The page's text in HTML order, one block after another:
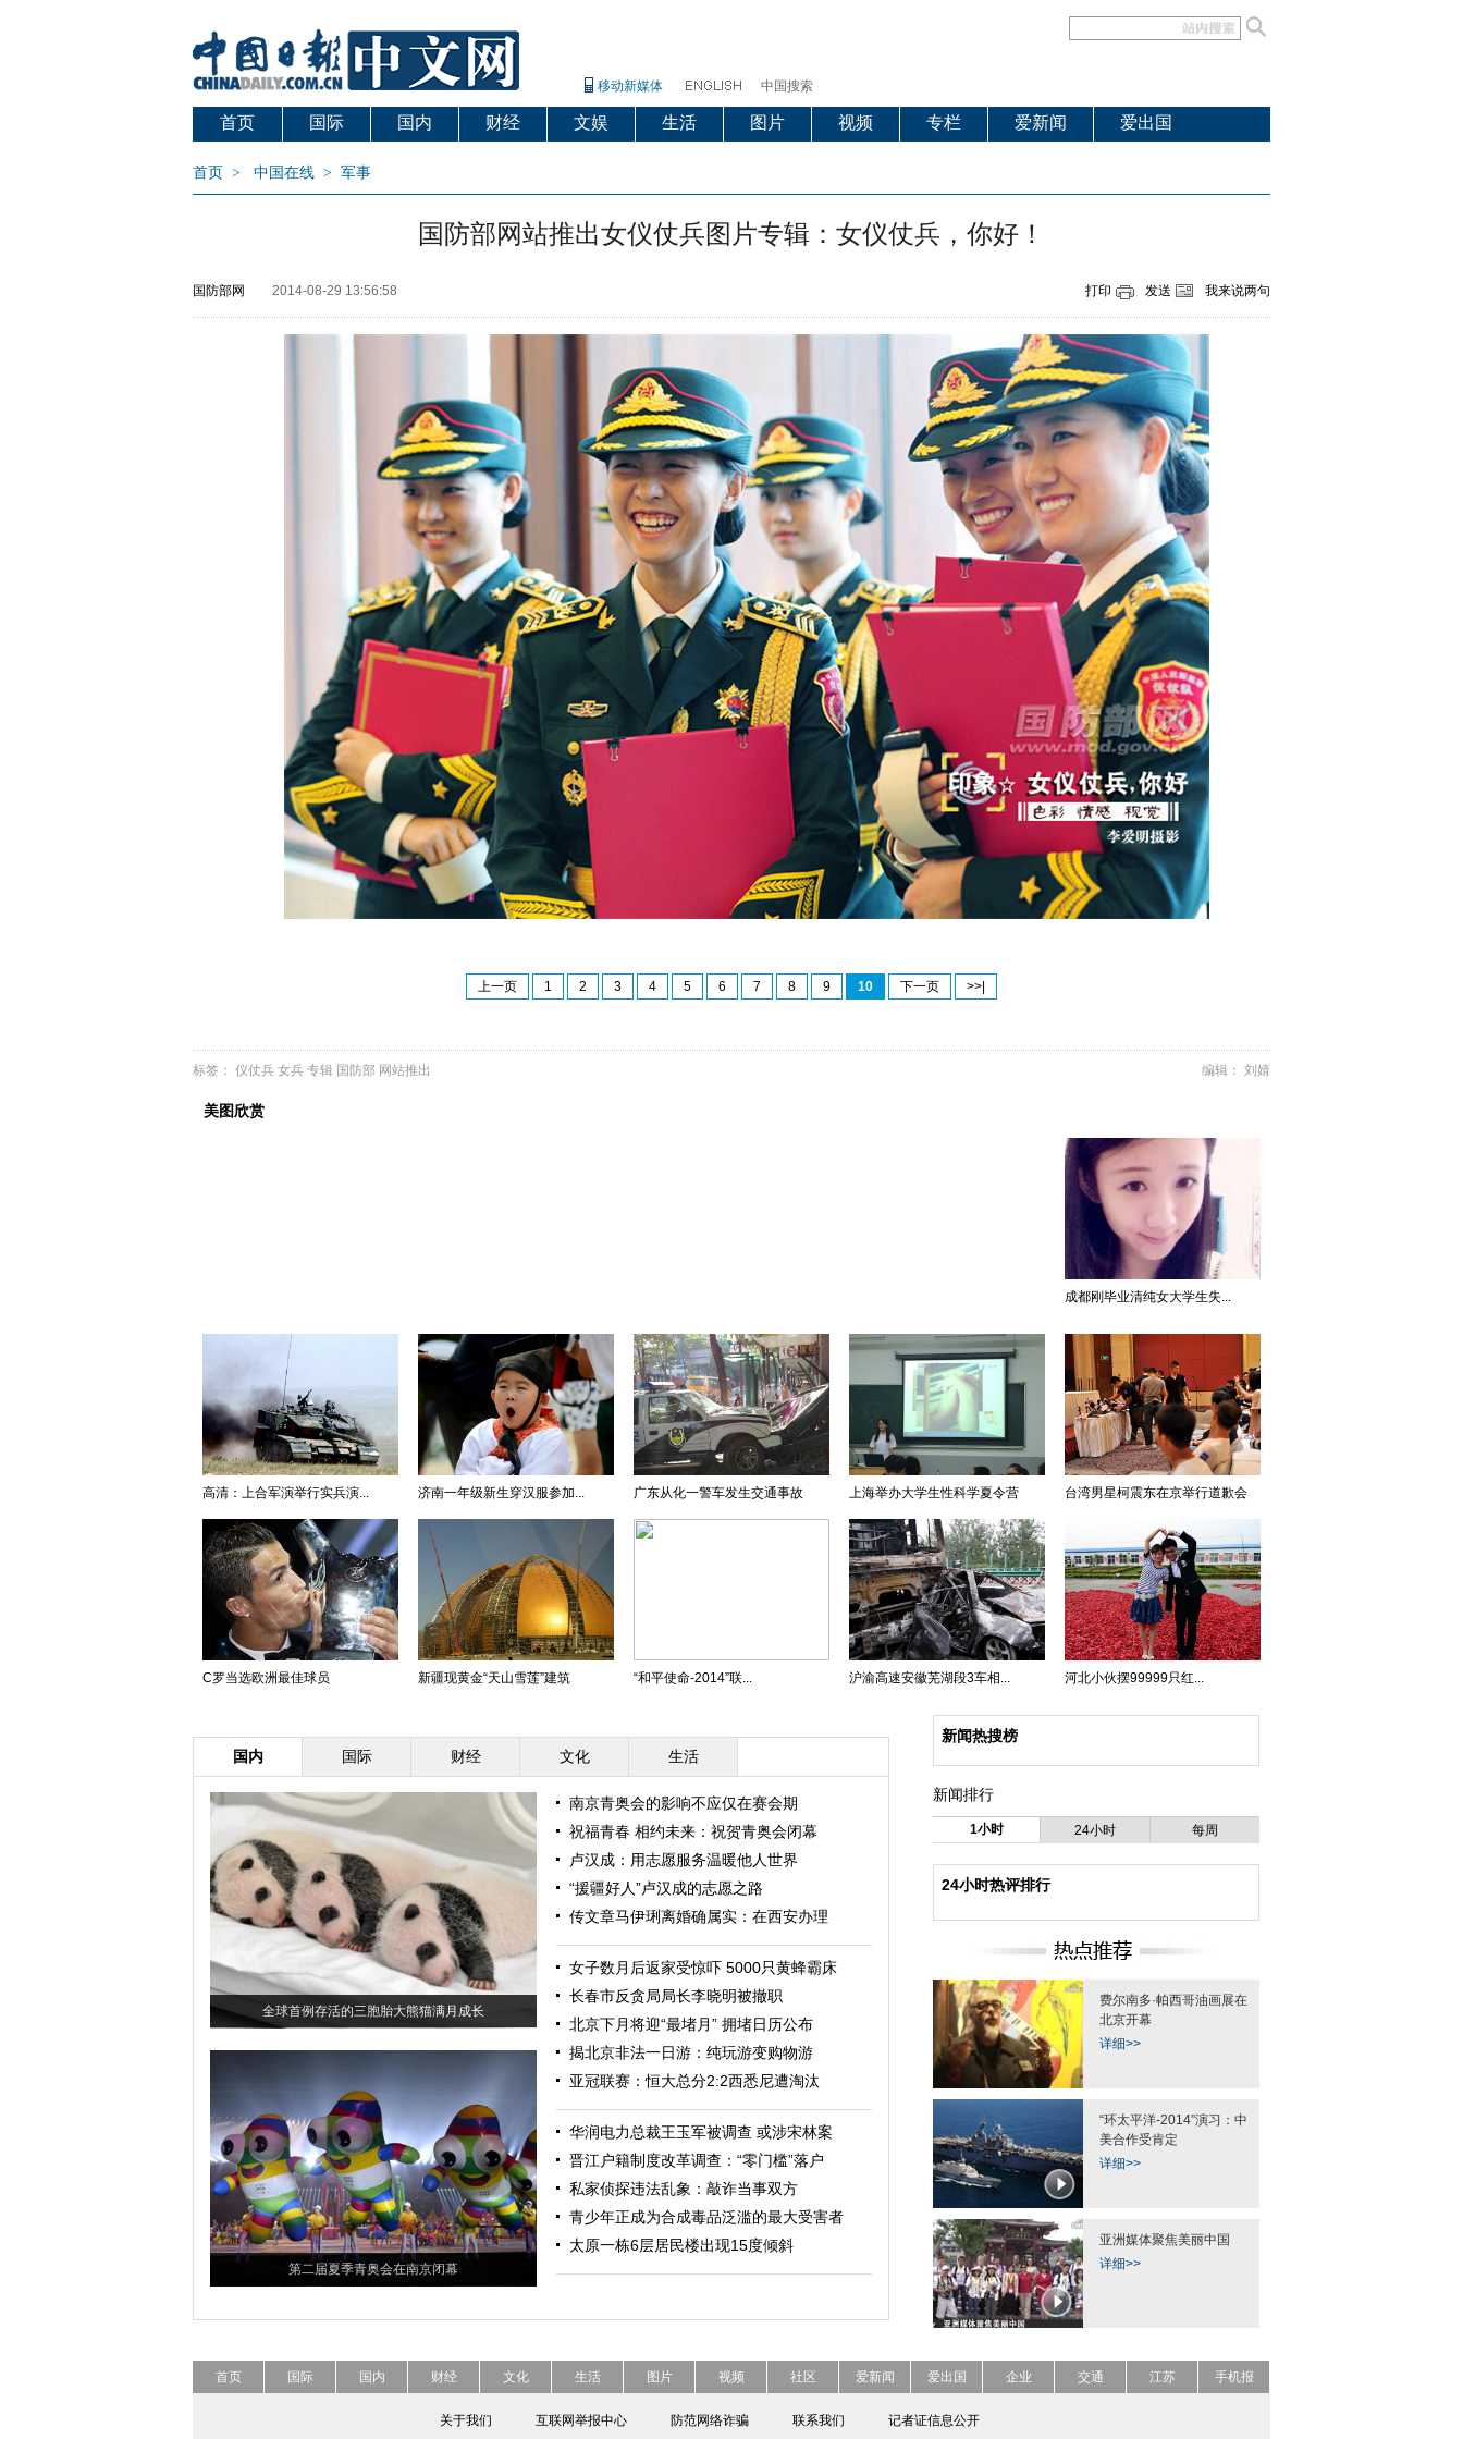
移动新媒体 中国搜索
首页 国际 国内 财经 文娱 生活 图片 视频 专栏 爱新闻 爱出国
首页 > 中国在线 > 军事
国防部网站推出女仪仗兵图片专辑：女仪仗兵，你好！
国防部网 2014-08-29 13:56:58 打印 发送 我来说两句
上一页 1 2 3 4 5 6 7 8 9 10 下一页 >>|
编辑： 刘婧
标签： 仪仗兵 女兵 专辑 国防部 网站推出
美图欣赏
成都刚毕业清纯女大学生失...
高清：上合军演举行实兵演... 济南一年级新生穿汉服参加... 广东从化一警车发生交通事故 上海举办大学生性科学夏令营 台湾男星柯震东在京举行道歉会
C罗当选欧洲最佳球员 新疆现黄金“天山雪莲”建筑 “和平使命-2014”联... 沪渝高速安徽芜湖段3车相... 河北小伙摆99999只红...
国内 国际 财经 文化 生活
全球首例存活的三胞胎大熊猫满月成长
第二届夏季青奥会在南京闭幕
南京青奥会的影响不应仅在赛会期
祝福青春 相约未来：祝贺青奥会闭幕
卢汉成：用志愿服务温暖他人世界
“援疆好人”卢汉成的志愿之路
传文章马伊琍离婚确属实：在西安办理
女子数月后返家受惊吓 5000只黄蜂霸床
长春市反贪局局长李晓明被撤职
北京下月将迎“最堵月” 拥堵日历公布
揭北京非法一日游：纯玩游变购物游
亚冠联赛：恒大总分2:2西悉尼遭淘汰
华润电力总裁王玉军被调查 或涉宋林案
晋江户籍制度改革调查：“零门槛”落户
私家侦探违法乱象：敲诈当事双方
青少年正成为合成毒品泛滥的最大受害者
太原一栋6层居民楼出现15度倾斜
新闻热搜榜
新闻排行
1小时 24小时 每周
24小时热评排行
费尔南多·帕西哥油画展在
北京开幕
详细>>
“环太平洋-2014”演习：中
美合作受肯定
详细>>
亚洲媒体聚焦美丽中国
详细>>
首页 国际 国内 财经 文化 生活 图片 视频 社区 爱新闻 爱出国 企业 交通 江苏 手机报
关于我们 互联网举报中心 防范网络诈骗 联系我们 记者证信息公开